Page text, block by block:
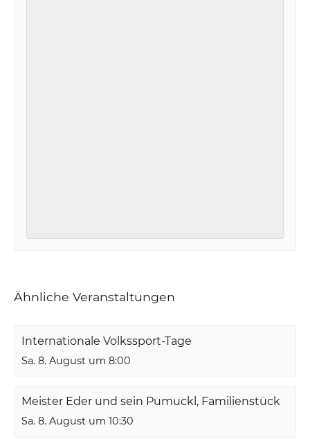
Ähnliche Veranstaltungen
Internationale Volkssport-Tage
Sa. 8. August um 8:00
Meister Eder und sein Pumuckl, Familienstück
Sa. 8. August um 10:30